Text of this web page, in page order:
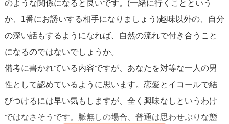
のような関係になると良いです。(一緒に行くことという
か、1番にお誘いする相手になりましょう)趣味以外の、自分
の深い話もするようになれば、自然の流れで付き合うこと
になるのではないでしょうか。
備考に書かれている内容ですが、あなたを対等な一人の男
性として認めているように思います。恋愛とイコールで結
びつけるには早い気もしますが、全く興味なしというわけ
ではなさそうです。脈無しの場合、普通は思わせぶりな態